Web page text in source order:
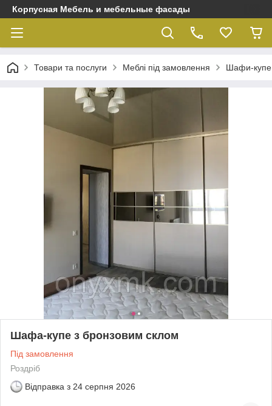
Корпусная Мебель и мебельные фасады
Товари та послуги Меблі під замовлення Шафи-купе,
Шафа-купе з бронзовим склом
Під замовлення
Роздріб
Відправка з 24 серпня 2026